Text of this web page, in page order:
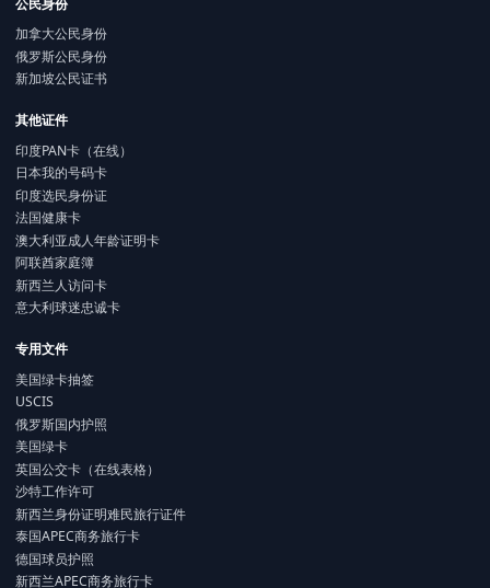
加拿大公民身份
俄罗斯公民身份
新加坡公民证书
其他证件
印度PAN卡（在线）
日本我的号码卡
印度选民身份证
法国健康卡
澳大利亚成人年龄证明卡
阿联酋家庭簿
新西兰人访问卡
意大利球迷忠诚卡
专用文件
美国绿卡抽签
USCIS
俄罗斯国内护照
美国绿卡
英国公交卡（在线表格）
沙特工作许可
新西兰身份证明难民旅行证件
泰国APEC商务旅行卡
德国球员护照
新西兰APEC商务旅行卡